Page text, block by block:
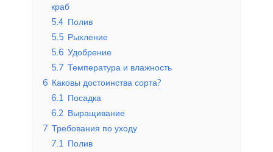
краб
5.4 Полив
5.5 Рыхление
5.6 Удобрение
5.7 Температура и влажность
6 Каковы достоинства сорта?
6.1 Посадка
6.2 Выращивание
7 Требования по уходу
7.1 Полив